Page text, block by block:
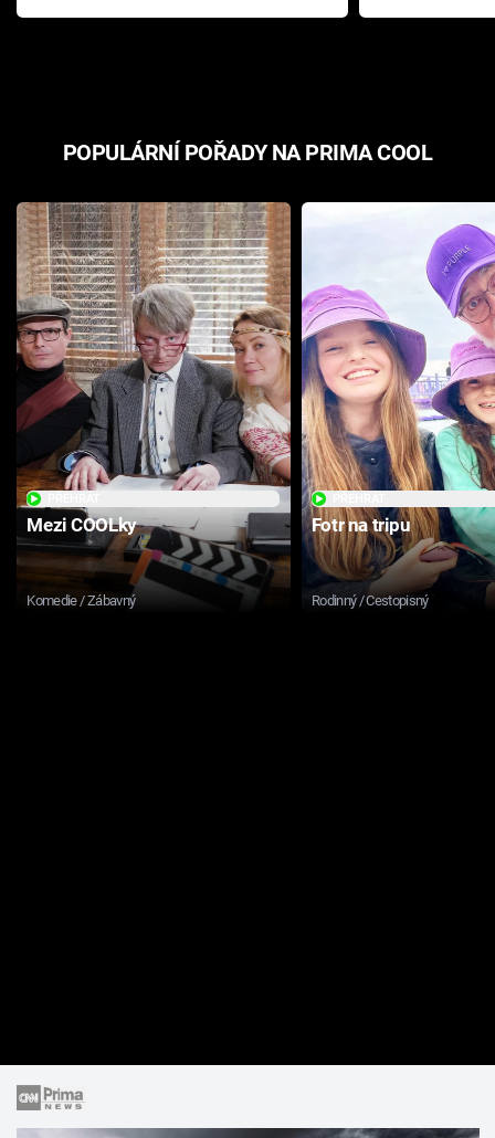
Pottera přišla s ráznou
přichází s
POPULÁRNÍ POŘADY NA PRIMA COOL
Mezi COOLky
Komedie / Zábavný
Fotr na tripu
Rodinný / Cestopisný